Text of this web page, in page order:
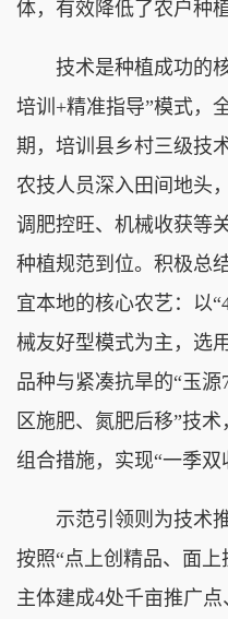
体，有效降低了农户种
技术是种植成功的核
培训+精准指导”模式，
期，培训县乡村三级技
农技人员深入田间地头
调肥控旺、机械收获等
种植规范到位。积极总
宜本地的核心农艺：以
械友好型模式为主，选
品种与紧凑抗旱的“玉源
区施肥、氮肥后移”技
组合措施，实现“一季双
示范引领则为技术推
按照“点上创精品、面
主体建成4处千亩推广